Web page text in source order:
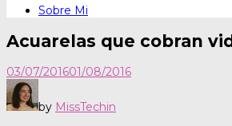
Sobre Mi
Acuarelas que cobran
03/07/201601/08/2016
by MissTechin